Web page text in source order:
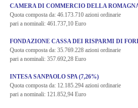
CAMERA DI COMMERCIO DELLA
Quota composta da: 46.173.710 azioni ordinarie
pari a nominali: 461.737,10 Euro
FONDAZIONE CASSA DEI RISPARMI DI
Quota composta da: 35.769.228 azioni ordinarie
pari a nominali: 357.692,28 Euro
INTESA SANPAOLO SPA (7,26%)
Quota composta da: 12.185.294 azioni ordinarie
pari a nominali: 121.852,94 Euro